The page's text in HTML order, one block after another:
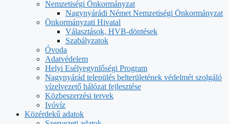
Nemzetiségi Önkormányzat
Nagynyárádi Német Nemzetiségi Önkormányzat
Önkormányzati Hivatal
Választások, HVB-döntések
Szabályzatok
Óvoda
Adatvédelem
Helyi Esélyegynlőségi Program
Nagynyárád település belterületének védelmét szolgáló
vízelvezető hálózat fejlesztése
Közbeszerzési tervek
Ivóvíz
Közérdekű adatok